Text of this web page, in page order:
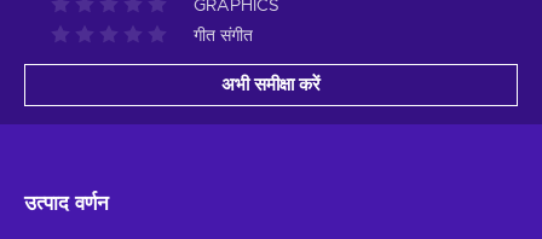
GRAPHICS
गीत संगीत
अभी समीक्षा करें
उत्पाद वर्णन